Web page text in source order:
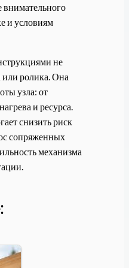
внимательного
и условиям
не
или ролика. Она
узла: от
и ресурса.
снизить риск
сопряженных
механизма